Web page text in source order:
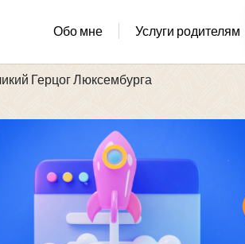
Обо мне Услуги родителям
Герцог Люксембурга